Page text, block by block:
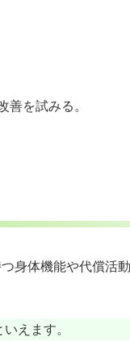
を試みる。
身体機能や代償活
えます。